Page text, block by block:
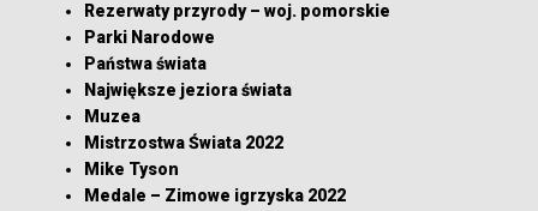
Rezerwaty przyrody – woj. pomorskie
Parki Narodowe
Państwa świata
Największe jeziora świata
Muzea
Mistrzostwa Świata 2022
Mike Tyson
Medale – Zimowe igrzyska 2022